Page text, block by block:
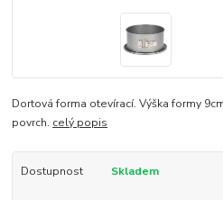
Dortová forma otevírací. Výška formy
povrch. celý popis
Dostupnost Skladem